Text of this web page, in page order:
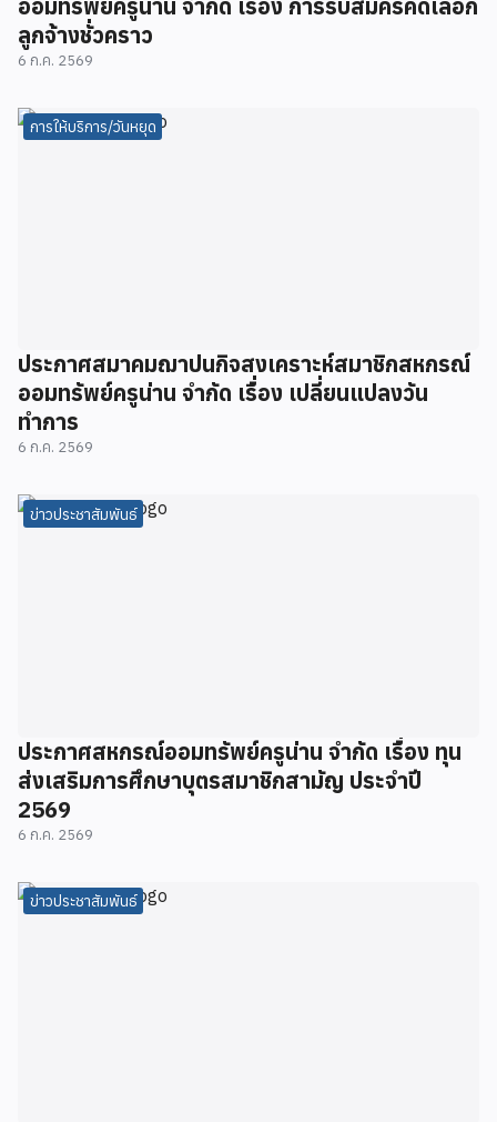
ออมทรัพย์ครูน่าน จำกัด เรื่อง การรับสมัครคัดเลือก
ลูกจ้างชั่วคราว
6 ก.ค. 2569
การให้บริการ/วันหยุด
ประกาศสมาคมฌาปนกิจสงเคราะห์สมาชิกสหกรณ์
ออมทรัพย์ครูน่าน จำกัด เรื่อง เปลี่ยนแปลงวัน
ทำการ
6 ก.ค. 2569
ข่าวประชาสัมพันธ์
ประกาศสหกรณ์ออมทรัพย์ครูน่าน จำกัด เรื่อง ทุน
ส่งเสริมการศึกษาบุตรสมาชิกสามัญ ประจำปี
2569
6 ก.ค. 2569
ข่าวประชาสัมพันธ์